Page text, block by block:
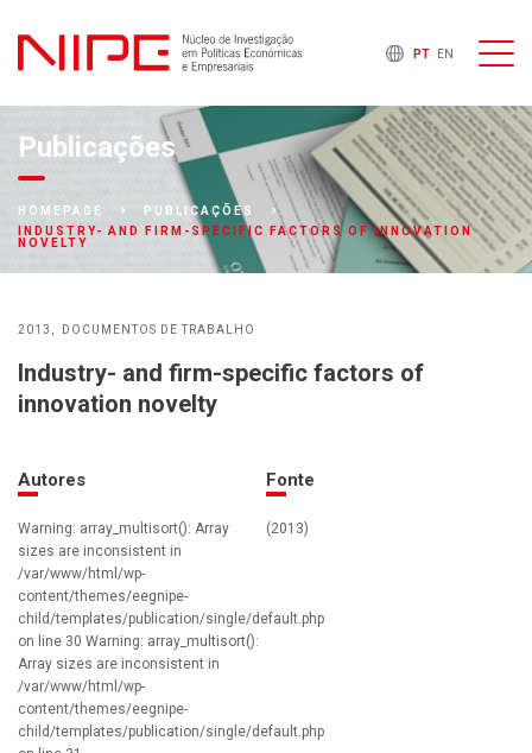
PT EN
Publicações
HOMEPAGE
PUBLICAÇÕES
INDUSTRY- AND FIRM-SPECIFIC FACTORS OF INNOVATION
NOVELTY
2013 DOCUMENTOS DE TRABALHO
Industry- and firm-specific factors of
innovation novelty
Autores
Warning: array_multisort(): Array
sizes are inconsistent in
/var/www/html/wp-
content/themes/eegnipe-
child/templates/publication/single/default.php
on line 30 Warning: array_multisort():
Array sizes are inconsistent in
/var/www/html/wp-
content/themes/eegnipe-
child/templates/publication/single/default.php
Fonte
(2013)